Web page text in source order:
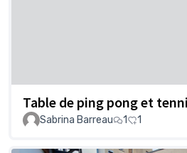
Table de ping pong et
Sabrina Barreau
1 1